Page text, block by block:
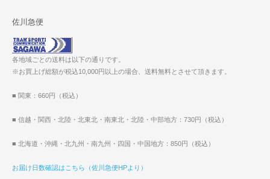
佐川急便
各地域ごとの送料は以下の通りです。
※お買上げ総額が税込10,000円以上の場合、送料無料とさせて頂きます。
■ 関東：660円（税込）
■ 信越・関西・北陸・北東北・南東北・北陸・中部地方：730円（税込）
■ 北海道・沖縄・北九州・南九州・四国・中国地方：850円（税込）
お届け日数確認はこちら（佐川急便HPより）